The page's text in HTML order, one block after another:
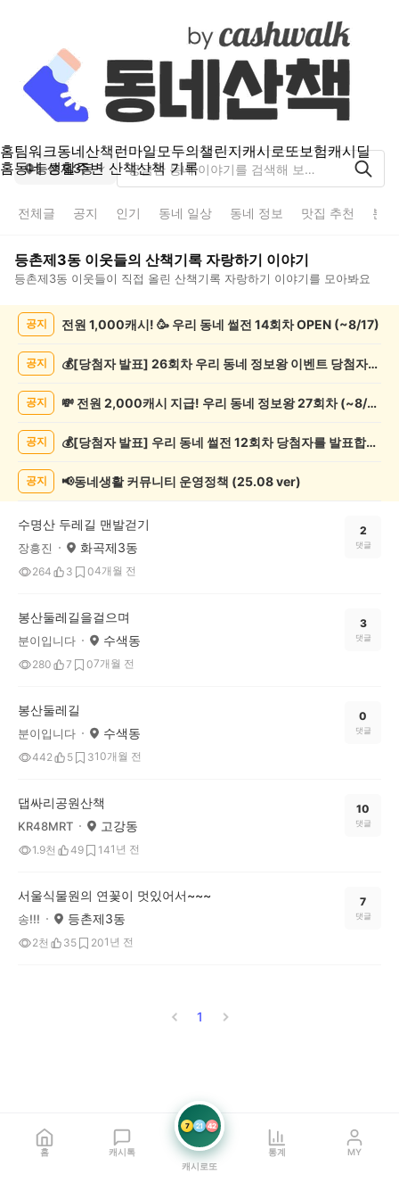
홈팀워크동네산책 런마일모두의챌린지캐시로또보험캐시딜
홈동네 생활주변 산책산책 기록
등촌제3동
전체글 공지 인기 동네 일상 동네 정보 맛집 추천 분
등촌제3동 이웃들의 산책기록 자랑하기 이야기
등촌제3동 이웃들이 직접 올린 산책기록 자랑하기 이야기를 모아봐요
하
공지 전원 1,000캐시! 🥳 우리 동네 썰전 14회차 OPEN (~8/17)
공지 💰[당첨자 발표] 26회차 우리 동네 정보왕 이벤트 당첨자를 발표합니다!
공지 💸 전원 2,000캐시 지급! 우리 동네 정보왕 27회차 (~8/10)
공지 💰[당첨자 발표] 우리 동네 썰전 12회차 당첨자를 발표합니다!
공지 📢동네생활 커뮤니티 운영정책 (25.08 ver)
수명산 두레길 맨발걷기
장흥진 화곡제3동
264 3 04개월 전
2
댓글
봉산둘레길을걸으며
분이입니다 수색동
280 7 07개월 전
3
댓글
봉산둘레길
분이입니다 수색동
442 5 310개월 전
0
댓글
댑싸리공원산책
KR48MRT 고강동
1.9천 49 141년 전
10
댓글
서울식물원의 연꽃이 멋있어서~~~
송!!! 등촌제3동
2천 35 201년 전
7
댓글
1
홈 캐시톡
7 21 42
캐시로또
통계 MY